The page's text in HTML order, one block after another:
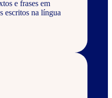
e frases em
escritos na língua